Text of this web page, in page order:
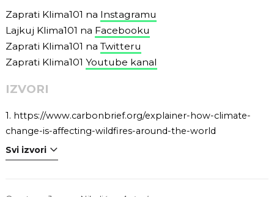
Zaprati Klima101 na Instagramu
Lajkuj Klima101 na Facebooku
Zaprati Klima101 na Twitteru
Zaprati Klima101 Youtube kanal
IZVORI
1. https://www.carbonbrief.org/explainer-how-climate-
change-is-affecting-wildfires-around-the-world
Svi izvori